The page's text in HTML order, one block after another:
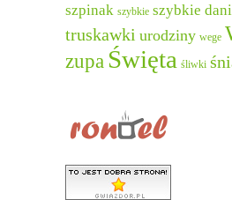
szpinak szybkie szybkie
truskawki urodziny wege
zupa Święta śliwki